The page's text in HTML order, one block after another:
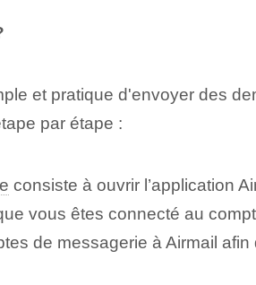
et pratique d'envoyer des
par étape :
consiste à ouvrir l’application
vous êtes connecté au
de messagerie à Airmail